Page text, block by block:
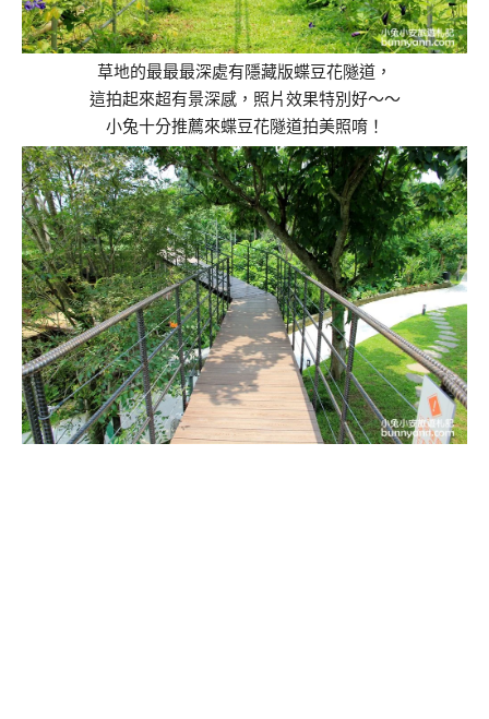
草地的最最最深處有隱藏版蝶豆花隧道，
這拍起來超有景深感，照片效果特別好～～
小兔十分推薦來蝶豆花隧道拍美照唷！